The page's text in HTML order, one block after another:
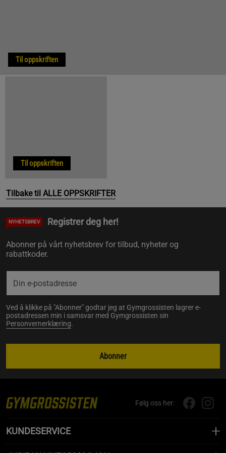
Til oppskriften
Til oppskriften
Tilbake til ALLE OPPSKRIFTER
NYHETSBREV Registrer deg her!
Abonner på vårt nyhetsbrev for tilbud, nyheter og
rabattkoder.
Ved å klikke på "Abonner" godtar jeg at Gymgrossisten lagrer e-
postadressen min i samsvar med Gymgrossisten sin
Personvernerklæring.
Abonner
Følg oss her:
KUNDESERVICE